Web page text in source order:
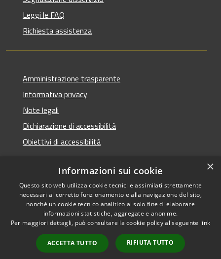
Leggi le FAQ
Richiesta assistenza
Amministrazione trasparente
Informativa privacy
Note legali
Dichiarazione di accessibilità
Obiettivi di accessibilità
RSS
Accessibilità
Cookie
Mappa del sito
Webmail - Posta
Copyright © 2026 • Comune di
Termini Imerese • Powered
byMunicipium•
redazione
×
Informazioni sui cookie
Questo sito web utilizza cookie tecnici e assimilati strettamente
necessari al corretto funzionamento e alla navigazione del sito,
nonché un cookie tecnico analitico al solo fine di elaborare
informazioni statistiche, aggregate e anonime.
Per maggiori dettagli, può consultare la cookie policy al seguente link
ACCETTA TUTTO RIFIUTA TUTTO